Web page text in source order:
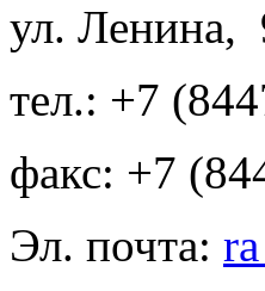
ул. Ленина,
тел.: +7
факс: +7
Эл. почта: